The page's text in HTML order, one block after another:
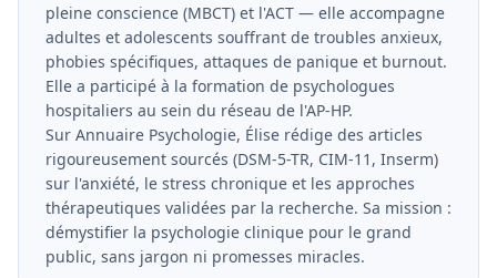
pleine conscience (MBCT) et l'ACT — elle accompagne
adultes et adolescents souffrant de troubles anxieux,
phobies spécifiques, attaques de panique et burnout.
Elle a participé à la formation de psychologues
hospitaliers au sein du réseau de l'AP-HP.
Sur Annuaire Psychologie, Élise rédige des articles
rigoureusement sourcés (DSM-5-TR, CIM-11, Inserm)
sur l'anxiété, le stress chronique et les approches
thérapeutiques validées par la recherche. Sa mission :
démystifier la psychologie clinique pour le grand
public, sans jargon ni promesses miracles.